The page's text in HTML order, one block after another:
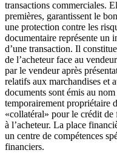
transactions commerciales.
premières, garantissent le
une protection contre les
documentaire représente un
d’une transaction. Il
de l’acheteur face au
par le vendeur après
relatifs aux marchandises et
documents sont émis au
temporairement propriétaire
«collatéral» pour le crédit de
à l’acheteur. La place
un centre de compétences
financiers.